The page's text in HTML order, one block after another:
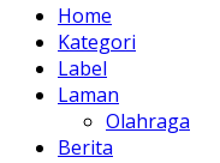
Home
Kategori
Label
Laman
Olahraga
Berita